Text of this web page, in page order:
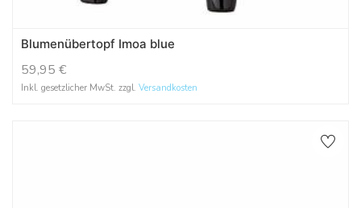
Blumenübertopf Imoa blue
59,95 €
Inkl. gesetzlicher MwSt. zzgl. Versandkosten